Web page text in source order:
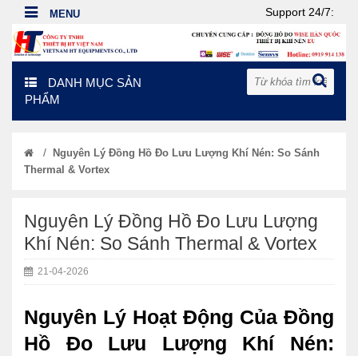
Support 24/7:
DANH MỤC SẢN
PHẨM
/ Nguyên Lý Đồng Hồ Đo Lưu Lượng Khí Nén: So Sánh
Thermal & Vortex
Nguyên Lý Đồng Hồ Đo Lưu Lượng
Khí Nén: So Sánh Thermal & Vortex
21-04-2026
Nguyên Lý Hoạt Động Của Đồng
Hồ Đo Lưu Lượng Khí Nén: